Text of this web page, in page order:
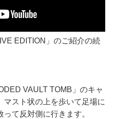
EDITION」のご紹介の続
VAULT TOMB」のキャ
マスト状の上を歩いて足場に
て反対側に行きます。